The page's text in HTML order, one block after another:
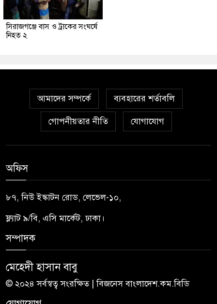
সিরাজগঞ্জে বাস ও ট্রাকের সংঘর্ষে
নিহত ২
আমাদের সম্পর্কে ব্যবহারের শর্তাবলি
গোপনীয়তার নীতি যোগাযোগ
অফিস
৮৭, নিউ ইস্কাটন রোড, লেভেল-১০,
ফ্ল্যাট ৯/বি, এসি মার্কেট, ঢাকা।
সম্পাদক
মেহেদী হাসান বাবু
© ২০২৪ সর্বস্বত্ব সংরক্ষিত | বিজনেস বাংলাদেশ.কম.বিডি